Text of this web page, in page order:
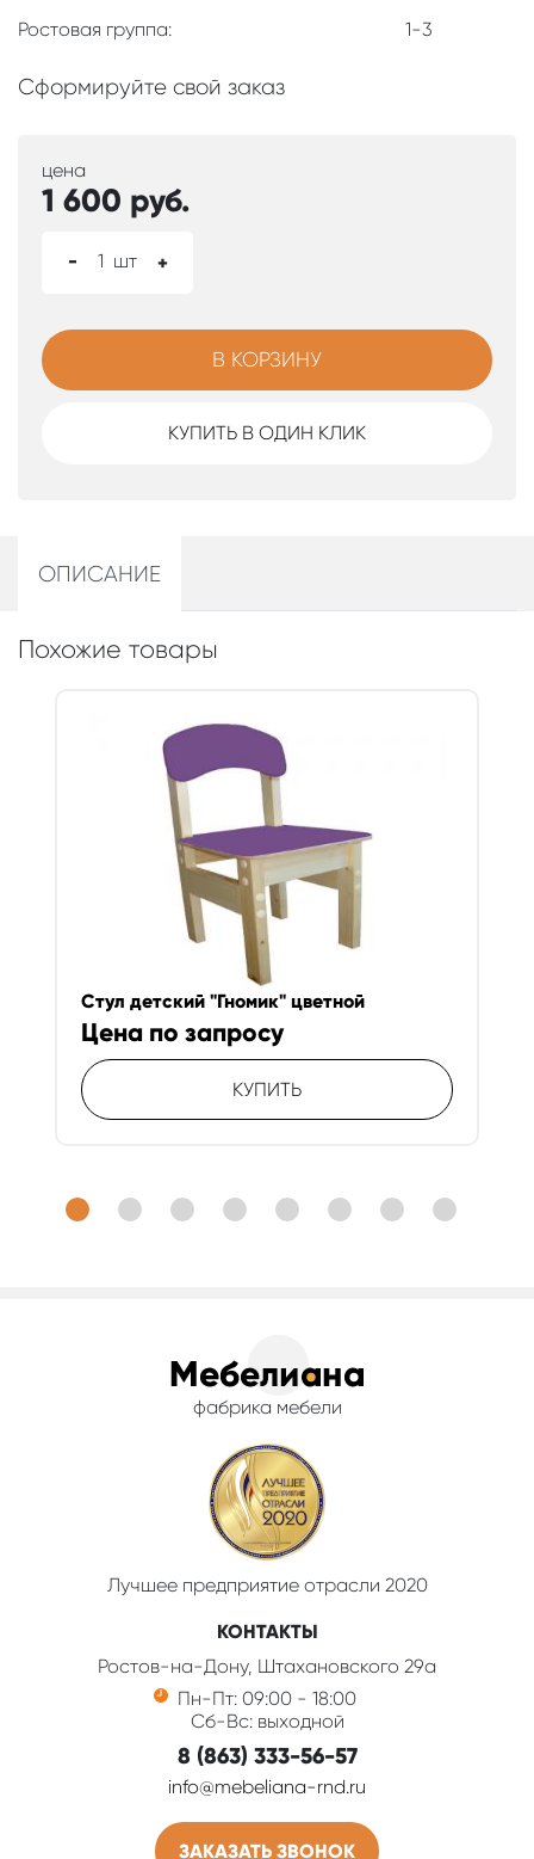
Ростовая группа: 1-3
Сформируйте свой заказ
цена
1 600 руб.
- 1 шт +
В КОРЗИНУ
КУПИТЬ В ОДИН КЛИК
ОПИСАНИЕ
Похожие товары
Стул детский "Гномик" цветной
Цена по запросу
КУПИТЬ
фабрика мебели
Лучшее предприятие отрасли 2020
КОНТАКТЫ
Ростов-на-Дону, Штахановского 29а
Пн-Пт: 09:00 - 18:00
Сб-Вс: выходной
8 (863) 333-56-57
info@mebeliana-rnd.ru
ЗАКАЗАТЬ ЗВОНОК